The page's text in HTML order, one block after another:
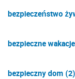
bezpieczeństwo
bezpieczne
bezpieczny dom (2)